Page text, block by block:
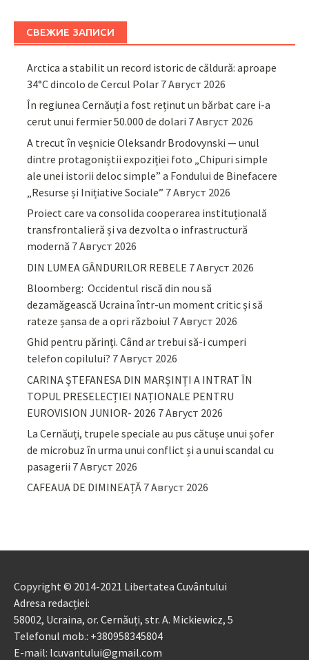
СВЕЖИЕ ЗАПИСИ
Arctica a stabilit un record istoric de căldură: aproape
34°C dincolo de Cercul Polar 7 Август 2026
În regiunea Cernăuți a fost reținut un bărbat care i-a
cerut unui fermier 50.000 de dolari 7 Август 2026
A trecut în veșnicie Oleksandr Brodovynski — unul
dintre protagoniștii expoziției foto „Chipuri simple
ale unei istorii deloc simple” a Fondului de Binefacere
„Resurse și Inițiative Sociale” 7 Август 2026
Proiect care va consolida cooperarea instituțională
transfrontalieră și va dezvolta o infrastructură
modernă 7 Август 2026
DIN LUMEA GÂNDURILOR REBELE 7 Август 2026
Bloomberg: Occidentul riscă din nou să
dezamăgească Ucraina într-un moment critic și să
rateze șansa de a opri războiul 7 Август 2026
Ghid pentru părinţi. Când ar trebui să-i cumperi
telefon copilului? 7 Август 2026
CARINA ȘTEFANESA DIN MARȘINȚI A INTRAT ÎN
TOPUL PRESELECȚIEI NAȚIONALE PENTRU
EUROVISION JUNIOR- 2026 7 Август 2026
La Cernăuți, trupele speciale au pus cătușe unui șofer
de microbuz în urma unui conflict și a unui scandal cu
pasagerii 7 Август 2026
CAFEAUA DE DIMINEAȚĂ 7 Август 2026
Copyright © 2014-2021 Libertatea Cuvântului
Adresa redacției:
58002, Ucraina, or. Cernăuți, str. A. Mickiewicz, 5
Telefonul mob.: +380958345804
E-mail: lcuvantului@gmail.com